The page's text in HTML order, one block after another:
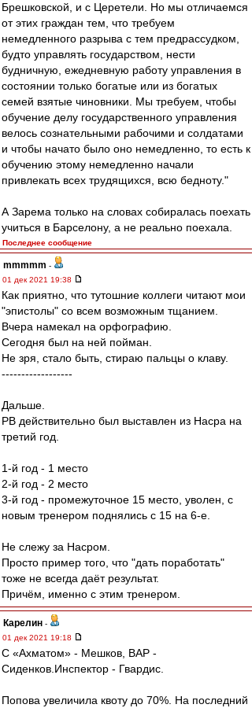
Брешковской, и с Церетели. Но мы отличаемся
от этих граждан тем, что требуем
немедленного разрыва с тем предрассудком,
будто управлять государством, нести
будничную, ежедневную работу управления в
состоянии только богатые или из богатых
семей взятые чиновники. Мы требуем, чтобы
обучение делу государственного управления
велось сознательными рабочими и солдатами
и чтобы начато было оно немедленно, то есть к
обучению этому немедленно начали
привлекать всех трудящихся, всю бедноту."
А Зарема только на словах собиралась поехать
учиться в Барселону, а не реально поехала.
Последнее сообщение
mmmmm -
01 дек 2021 19:38
Как приятно, что тутошние коллеги читают мои
"эпистолы" со всем возможным тщанием.
Вчера намекал на орфографию.
Сегодня был на ней пойман.
Не зря, стало быть, стираю пальцы о клаву.
------------------
Дальше.
РВ действительно был выставлен из Насра на
третий год.
1-й год - 1 место
2-й год - 2 место
3-й год - промежуточное 15 место, уволен, с
новым тренером поднялись с 15 на 6-е.
Не слежу за Насром.
Просто пример того, что "дать поработать"
тоже не всегда даёт результат.
Причём, именно с этим тренером.
Карелин -
01 дек 2021 19:18
С «Ахматом» - Мешков, ВАР -
Сиденков.Инспектор - Гвардис.
Попова увеличила квоту до 70%. На последний